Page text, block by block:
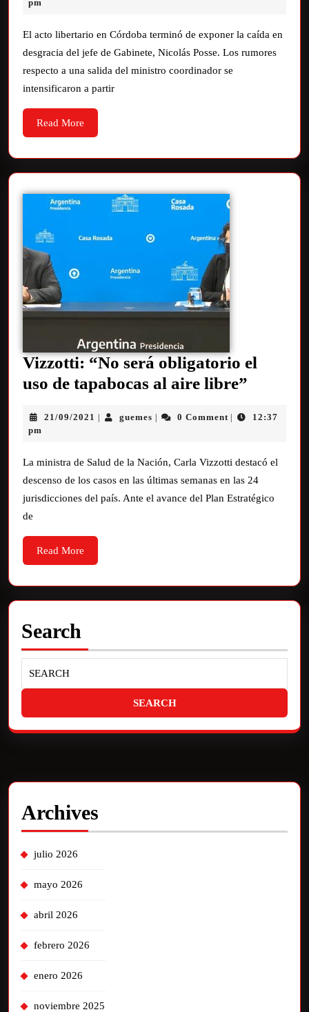
pm
El acto libertario en Córdoba terminó de exponer la caída en
desgracia del jefe de Gabinete, Nicolás Posse. Los rumores
respecto a una salida del ministro coordinador se
intensificaron a partir
Read More
Vizzotti: “No será obligatorio el
uso de tapabocas al aire libre”
21/09/2021 | guemes | 0 Comment |
12:37
pm
La ministra de Salud de la Nación, Carla Vizzotti destacó el
descenso de los casos en las últimas semanas en las 24
jurisdicciones del país. Ante el avance del Plan Estratégico
de
Read More
Search
Archives
julio 2026
mayo 2026
abril 2026
febrero 2026
enero 2026
noviembre 2025